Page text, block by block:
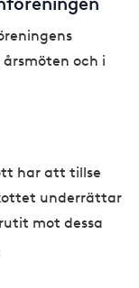
och i
har att tillse
underrättar
mot dessa